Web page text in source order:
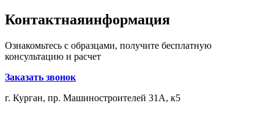
Контактнаяинформация
Ознакомьтесь с образцами, получите бесплатную
консультацию и расчет
Заказать звонок
г. Курган, пр. Машиностроителей 31А, к5